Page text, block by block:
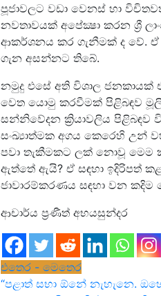
පූජාවලට වඩා වෙනස් හා
නවතාවයක් අපේක්‍ෂා කරන ශ්‍රී
ආකර්ශනය කර ගැනීමක් ද වේ.
ගැන අසන්නට තිබේ.
නමුදු එසේ අති විශාල
වෙත යොමු කරවීමක් පිළිබඳව
සන්නිවේදන ක්‍රියාවලිය
සංඛ්‍යාත්මක අගය කෙරෙහි
පවා තැකීමකට ලක් නොවූ මෙම
ඇත්තේ ඇයි? ඒ සඳහා ඉදිරිපත්
ජාවාරම්කරණය සඳහා වන කදිම
ආචාර්ය ප්‍රණීත් අභයසුන්දර
එතෙර - මෙතෙර
Post
“පළාත් සභා ඕනේ නැහැනෙ.